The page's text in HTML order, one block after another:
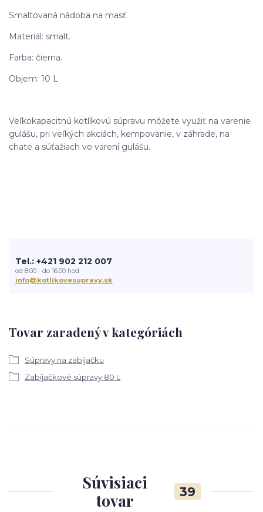
Smaltovaná nádoba na masť.
Materiál: smalt.
Farba: čierna.
Objem: 10 L
Veľkokapacitnú kotlíkovú súpravu môžete využiť na varenie
gulášu, pri veľkých akciách, kempovanie, v záhrade, na
chate a súťažiach vo varení gulášu.
Tovar zaradený v kategóriách
Súpravy na zabíjačku
Zabíjačkové súpravy 80 L
Tel.: +421 902 212 007
od 8:00 - do 16:00 hod
info@kotlikovesupravy.sk
Súvisiaci
tovar
39